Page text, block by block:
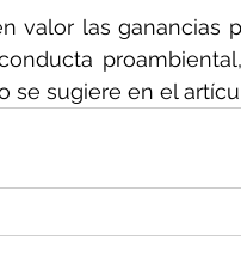
valor las ganancias
se sugiere en el